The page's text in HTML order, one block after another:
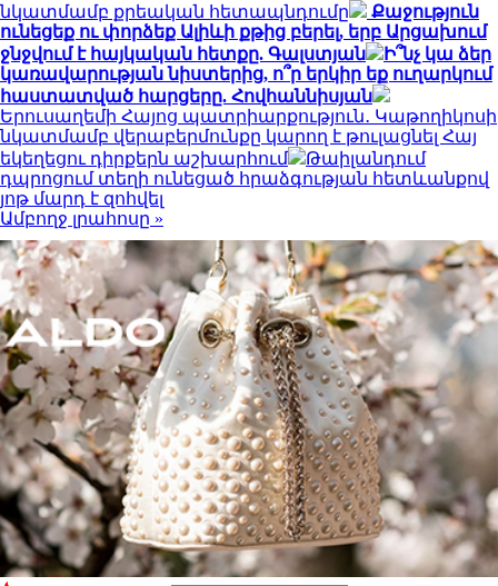
նկատմամբ քրեական հետապնդումը
Քաջություն
ունեցեք ու փորձեք Ալիևի քթից բերել, երբ Արցախում
ջնջվում է հայկական հետքը. Գալստյան
Ի՞նչ կա ձեր
կառավարության նիստերից, ո՞ր երկիր եք ուղարկում
հաստատված հարցերը. Հովհաննիսյան
Երուսաղեմի Հայոց պատրիարքություն․ Կաթողիկոսի
նկատմամբ վերաբերմունքը կարող է թուլացնել Հայ
եկեղեցու դիրքերն աշխարհում
Թաիլանդում
դպրոցում տեղի ունեցած հրաձգության հետևանքով
յոթ մարդ է զոհվել
Ամբողջ լրահոսը »